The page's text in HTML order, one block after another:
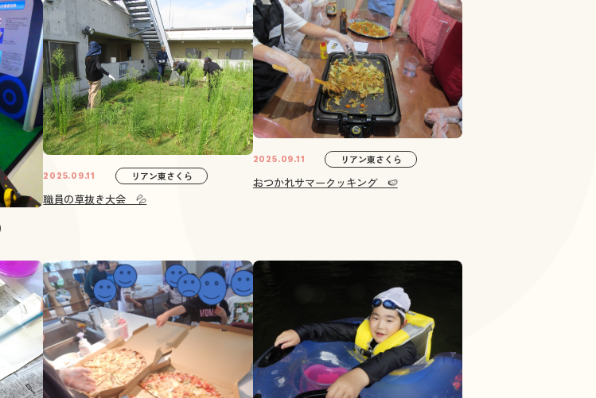
2025.09.11 リアン東さくら
職員の草抜き大会 💦
2025.09.11 リアン東さくら
おつかれサマークッキング 🍉